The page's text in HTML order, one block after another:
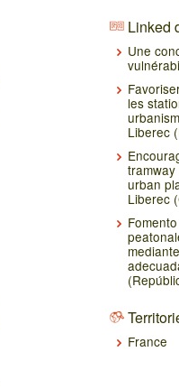
Linked
Une
les
Liberec
urban
Liberec
France